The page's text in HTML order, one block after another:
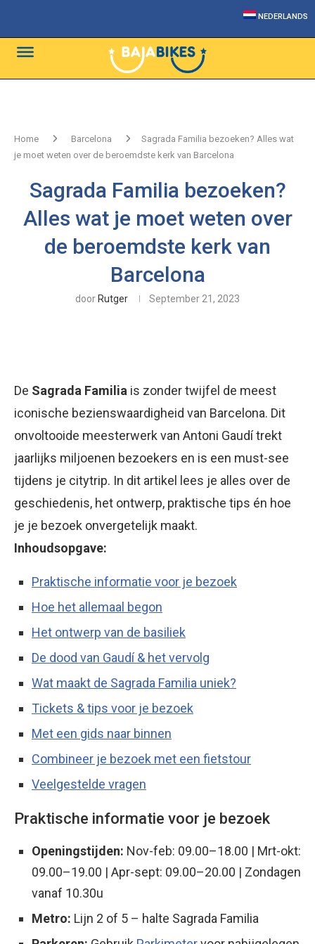
NEDERLANDS
Home Barcelona
Sagrada Familia bezoeken? Alles wat
je moet weten over de beroemdste kerk van Barcelona
Sagrada Familia bezoeken?
Alles wat je moet weten over
de beroemdste kerk van
Barcelona
door Rutger September 21, 2023
De Sagrada Familia is zonder twijfel de meest
iconische bezienswaardigheid van Barcelona. Dit
onvoltooide meesterwerk van Antoni Gaudí trekt
jaarlijks miljoenen bezoekers en is een must-see
tijdens je citytrip. In dit artikel lees je alles over de
geschiedenis, het ontwerp, praktische tips én hoe
je je bezoek onvergetelijk maakt.
Inhoudsopgave:
Praktische informatie voor je bezoek
Hoe het allemaal begon
Het ontwerp van de basiliek
De dood van Gaudí & het vervolg
Wat maakt de Sagrada Familia uniek?
Tickets & tips voor je bezoek
Met een gids naar binnen
Combineer je bezoek met een fietstour
Veelgestelde vragen
Praktische informatie voor je bezoek
Openingstijden: Nov-feb: 09.00–18.00 | Mrt-okt:
09.00–19.00 | Apr-sept: 09.00–20.00 | Zondagen
vanaf 10.30u
Metro: Lijn 2 of 5 – halte Sagrada Familia